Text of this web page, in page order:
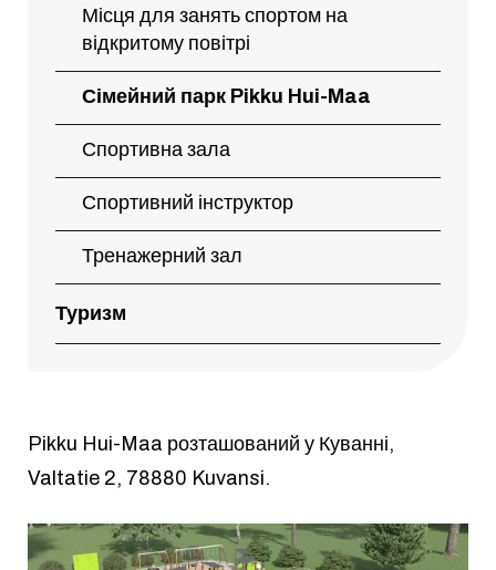
Місця для занять спортом на
відкритому повітрі
Сімейний парк Pikku Hui-Maa
Спортивна зала
Спортивний інструктор
Тренажерний зал
Туризм
Pikku Hui-Maa розташований у Куванні,
Valtatie 2, 78880 Kuvansi.